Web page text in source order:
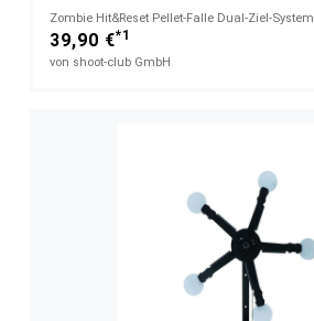
Zombie Hit&Reset Pellet-Falle Dual-Ziel-System
39,90 €*1
von shoot-club GmbH